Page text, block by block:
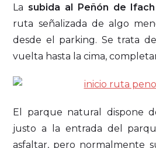
La subida al Peñón de Ifach
ruta señalizada de algo
desde el parking. Se trata
vuelta hasta la cima,
El parque natural dispone
justo a la entrada del
asfaltar, pero normalmente